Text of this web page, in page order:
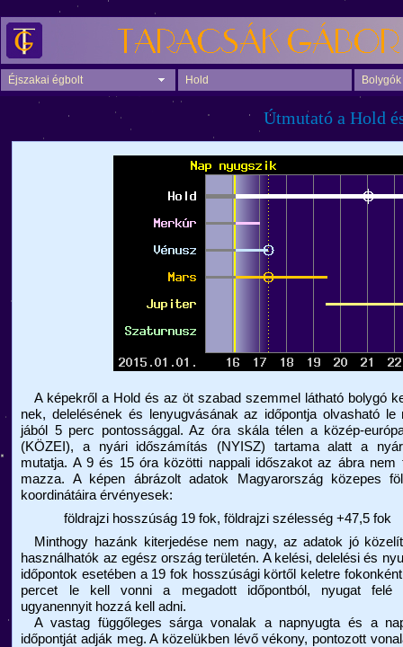
Éjszakai égbolt Hold Bolygók
Útmutató a Hold
A képekről a Hold és az öt szabad szemmel látható bolygó
nek, delelésének és lenyugvásának az időpontja olvasható
jából 5 perc pontos­sággal. Az óra skála télen a közép-
(KÖZEI), a nyári időszámítás (NYISZ) tartama alatt a
mutatja. A 9 és 15 óra közötti nappali időszakot az ábra nem
mazza. A képen ábrázolt adatok Magyarország közepes
koordinátáira érvényesek:
földrajzi hosszúság 19 fok, földrajzi szélesség +47,5 fok
Minthogy hazánk kiterjedése nem nagy, az adatok jó
használ­hatók az egész ország területén. A kelési, delelési és
időpontok esetében a 19 fok hosszúsági körtől keletre
percet le kell vonni a megadott időpontból, nyugat felé
ugyanennyit hozzá kell adni.
A vastag függőleges sárga vonalak a napnyugta és a
időpontját adják meg. A közelükben lévő vékony, pontozott